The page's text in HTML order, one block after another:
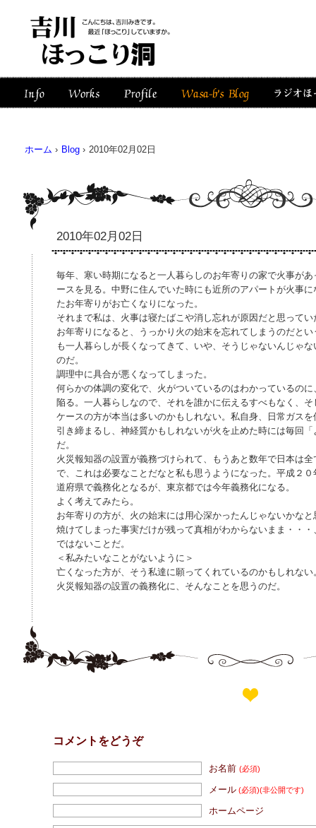
ホーム › Blog › 2010年02月02日
2010年02月02日
毎年、寒い時期になると一人暮らしのお年寄りの家で火事が
ースを見る。中野に住んでいた時にも近所のアパートが火事
たお年寄りがお亡くなりになった。
それまで私は、火事は寝たばこや消し忘れが原因だと思ってい
お年寄りになると、うっかり火の始末を忘れてしまうのだと
も一人暮らしが長くなってきて、いや、そうじゃないんじゃ
のだ。
調理中に具合が悪くなってしまった。
何らかの体調の変化で、火がついているのはわかっているの
陥る。一人暮らしなので、それを誰かに伝えるすべもなく、
ケースの方が本当は多いのかもしれない。私自身、日常ガス
引き締まるし、神経質かもしれないが火を止めた時には毎回
だ。
火災報知器の設置が義務づけられて、もうあと数年で日本は
で、これは必要なことだなと私も思うようになった。平成２
道府県で義務化となるが、東京都では今年義務化になる。
よく考えてみたら。
お年寄りの方が、火の始末には用心深かったんじゃないかなと
焼けてしまった事実だけが残って真相がわからないまま・・
ではないことだ。
＜私みたいなことがないように＞
亡くなった方が、そう私達に願ってくれているのかもしれない
火災報知器の設置の義務化に、そんなことを思うのだ。
コメントをどうぞ
お名前(必須)
メール (必須)(非公開です)
ホームページ